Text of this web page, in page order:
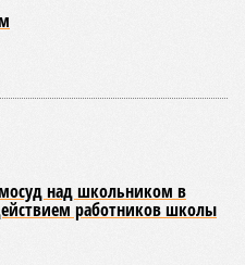
над школьником в
работников школы